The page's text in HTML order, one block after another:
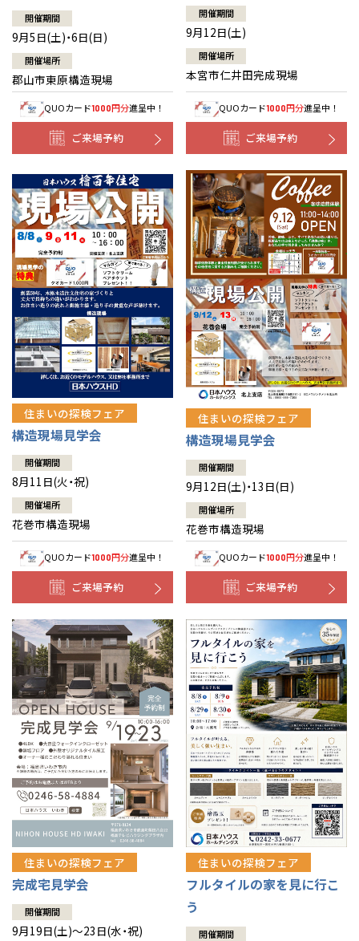
開催期間
9月5日(土)・6日(日)
開催場所
郡山市東原構造現場
QUOカード1000円分進呈中！
ご来場予約
開催期間
9月12日(土)
開催場所
本宮市仁井田完成現場
QUOカード1000円分進呈中！
ご来場予約
住まいの探検フェア
構造現場見学会
開催期間
8月11日(火・祝)
開催場所
花巻市構造現場
QUOカード1000円分進呈中！
ご来場予約
住まいの探検フェア
構造現場見学会
開催期間
9月12日(土)・13日(日)
開催場所
花巻市構造現場
QUOカード1000円分進呈中！
ご来場予約
住まいの探検フェア
完成宅見学会
開催期間
9月19日(土)～23日(水・祝)
住まいの探検フェア
フルタイルの家を見に行こ
う
開催期間